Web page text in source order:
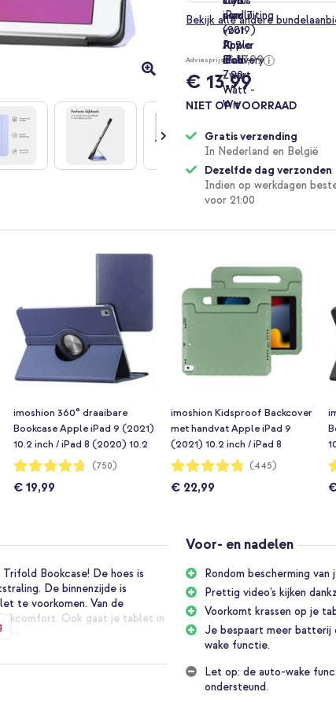
Bekijk alle andere
Adviesprijs€ 17,99
€ 13,99
NIET OP VOORRAAD
Gratis verzending
In Nederland en België
Dezelfde dag verzonden
Indien op werkdagen
voor 21:00
imoshion 360° draaibare
Bookcase Apple iPad 9 (2021)
10.2 inch / iPad 8 (2020) 10.2
inch / iPad 7 (2019) 10.2 inch -
Donkerblauw
Waardering:
94%
(750)
€ 19,99
imoshion Kidsproof Backcover
met handvat Apple iPad 9
(2021) 10.2 inch / iPad 8
(2020) 10.2 inch / iPad 7
(2019) 10.2 inch - Olive Green
Waardering:
96%
(445)
€ 22,99
Bookcase! De hoes is
De binnenzijde is
te voorkomen. Van de
Ook gaat je tablet in
Dit biedt bescherming
behoudt. Handig wanneer je
Voor- en nadelen
Rondom bescherming
Prettig video’s kijken
Voorkomt krassen op je
Je bespaart meer batterij
wake functie.
Let op: de auto-wake
ondersteund.